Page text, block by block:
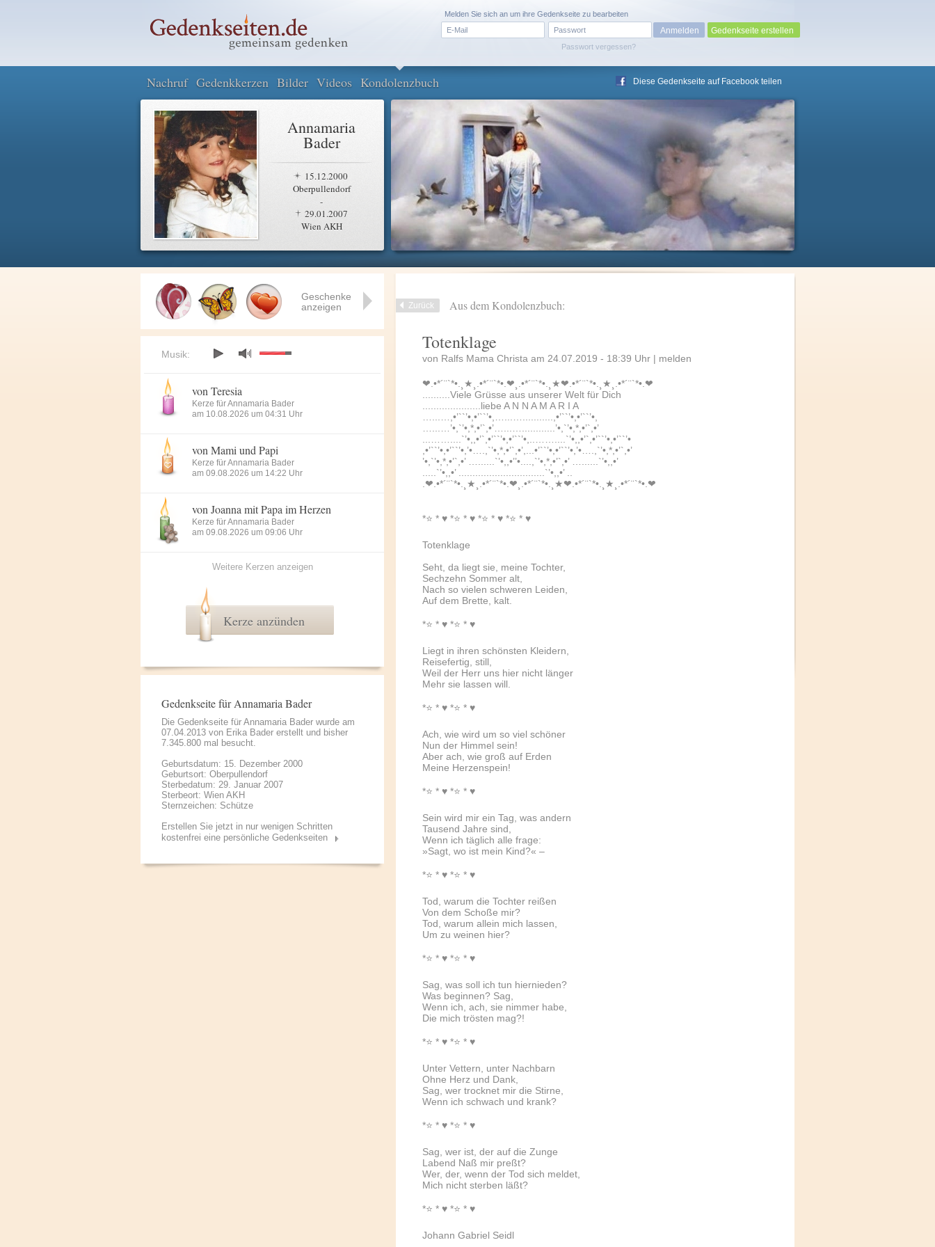
Passwort vergessen?
Melden Sie sich an um ihre Gedenkseite zu bearbeiten
Gedenkseite erstellen
Nachruf Gedenkkerzen Bilder Videos Kondolenzbuch Diese Gedenkseite auf Facebook teilen
Annamaria
Bader
15.12.2000
Oberpullendorf
-
29.01.2007
Wien AKH
Zurück Aus dem Kondolenzbuch:
Totenklage
von Ralfs Mama Christa am 24.07.2019 - 18:39 Uhr | melden
❤.•*´¨`*•.¸★¸.•*´¨`*•.❤¸.•*´¨`*•.¸★❤.•*´¨`*•.¸★¸.•*´¨`*•.❤
..........Viele Grüsse aus unserer Welt für Dich
.....................liebe A N N A M A R I A
…...…,•’``’•,•’``’•,…...…...........,•’``’•,•’``’•,
…...…’•,`’•,*,•’`,•’…...…............’•,`’•,*,•’`,•’
...……....`’•,,•’`,•’``’•,•’``’•,..……....`’•,,•’`,•’``’•,•’``’•
,•’``’•,•’``’•,’•….,`’•,*,•’`,•’,...•’``’•,•’``’•,’•….,`’•,*,•’`,•’
’•,`’•,*,•’`,•’ …......`’•,,•’’•....,`’•,*,•’`,•’ …......`’•,,•’
.....`’•,,•’ ...............................`’•,,•’ ..
.❤.•*´¨`*•.¸★¸.•*´¨`*•.❤¸.•*´¨`*•.¸★❤.•*´¨`*•.¸★¸.•*´¨`*•.❤
*⭐️ * ♥ *⭐️ * ♥ *⭐️ * ♥ *⭐️ * ♥
Totenklage
Seht, da liegt sie, meine Tochter,
Sechzehn Sommer alt,
Nach so vielen schweren Leiden,
Auf dem Brette, kalt.
*⭐️ * ♥ *⭐️ * ♥
Liegt in ihren schönsten Kleidern,
Reisefertig, still,
Weil der Herr uns hier nicht länger
Mehr sie lassen will.
*⭐️ * ♥ *⭐️ * ♥
Ach, wie wird um so viel schöner
Nun der Himmel sein!
Aber ach, wie groß auf Erden
Meine Herzenspein!
*⭐️ * ♥ *⭐️ * ♥
Sein wird mir ein Tag, was andern
Tausend Jahre sind,
Wenn ich täglich alle frage:
»Sagt, wo ist mein Kind?« –
*⭐️ * ♥ *⭐️ * ♥
Tod, warum die Tochter reißen
Von dem Schoße mir?
Tod, warum allein mich lassen,
Um zu weinen hier?
*⭐️ * ♥ *⭐️ * ♥
Sag, was soll ich tun hiernieden?
Was beginnen? Sag,
Wenn ich, ach, sie nimmer habe,
Die mich trösten mag?!
*⭐️ * ♥ *⭐️ * ♥
Unter Vettern, unter Nachbarn
Ohne Herz und Dank,
Sag, wer trocknet mir die Stirne,
Wenn ich schwach und krank?
*⭐️ * ♥ *⭐️ * ♥
Sag, wer ist, der auf die Zunge
Labend Naß mir preßt?
Wer, der, wenn der Tod sich meldet,
Mich nicht sterben läßt?
*⭐️ * ♥ *⭐️ * ♥
Johann Gabriel Seidl
Geschenke
anzeigen
Musik:
von Teresia
Kerze für Annamaria Bader
am 10.08.2026 um 04:31 Uhr
von Mami und Papi
Kerze für Annamaria Bader
am 09.08.2026 um 14:22 Uhr
von Joanna mit Papa im Herzen
Kerze für Annamaria Bader
am 09.08.2026 um 09:06 Uhr
Weitere Kerzen anzeigen
Kerze anzünden
Gedenkseite für Annamaria Bader
Die Gedenkseite für Annamaria Bader wurde am
07.04.2013 von Erika Bader erstellt und bisher
7.345.800 mal besucht.
Geburtsdatum: 15. Dezember 2000
Geburtsort: Oberpullendorf
Sterbedatum: 29. Januar 2007
Sterbeort: Wien AKH
Sternzeichen: Schütze
Erstellen Sie jetzt in nur wenigen Schritten
kostenfrei eine persönliche Gedenkseiten